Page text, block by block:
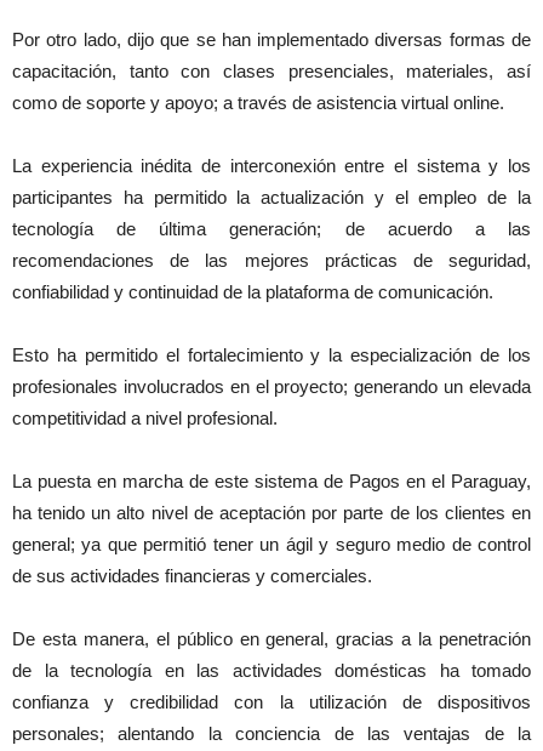
Por otro lado, dijo que se han implementado diversas formas de
capacitación, tanto con clases presenciales, materiales, así
como de soporte y apoyo; a través de asistencia virtual online.
La experiencia inédita de interconexión entre el sistema y los
participantes ha permitido la actualización y el empleo de la
tecnología de última generación; de acuerdo a las
recomendaciones de las mejores prácticas de seguridad,
confiabilidad y continuidad de la plataforma de comunicación.
Esto ha permitido el fortalecimiento y la especialización de los
profesionales involucrados en el proyecto; generando un elevada
competitividad a nivel profesional.
La puesta en marcha de este sistema de Pagos en el Paraguay,
ha tenido un alto nivel de aceptación por parte de los clientes en
general; ya que permitió tener un ágil y seguro medio de control
de sus actividades financieras y comerciales.
De esta manera, el público en general, gracias a la penetración
de la tecnología en las actividades domésticas ha tomado
confianza y credibilidad con la utilización de dispositivos
personales; alentando la conciencia de las ventajas de la